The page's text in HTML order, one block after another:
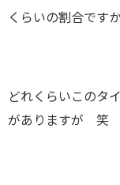
くらいの割合ですか
どれくらいこのタ
がありますが 笑